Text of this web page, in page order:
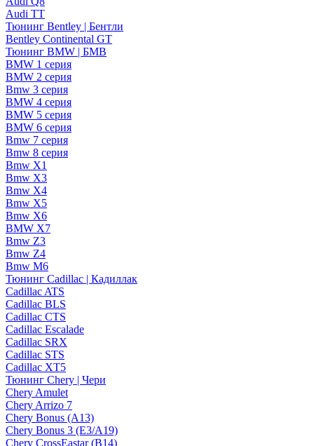
Audi TT
Тюнинг Bentley | Бентли
Bentley Continental GT
Тюнинг BMW | БМВ
BMW 1 серия
BMW 2 серия
Bmw 3 серия
BMW 4 серия
BMW 5 серия
BMW 6 серия
Bmw 7 серия
Bmw 8 серия
Bmw X1
Bmw X3
Bmw X4
Bmw X5
Bmw X6
BMW X7
Bmw Z3
Bmw Z4
Bmw М6
Тюнинг Cadillac | Кадиллак
Cadillac ATS
Cadillac BLS
Cadillac CTS
Cadillac Escalade
Cadillac SRX
Cadillac STS
Cadillac XT5
Тюнинг Chery | Чери
Chery Amulet
Chery Arrizo 7
Chery Bonus (A13)
Chery Bonus 3 (E3/A19)
Chery CrossEastar (B14)